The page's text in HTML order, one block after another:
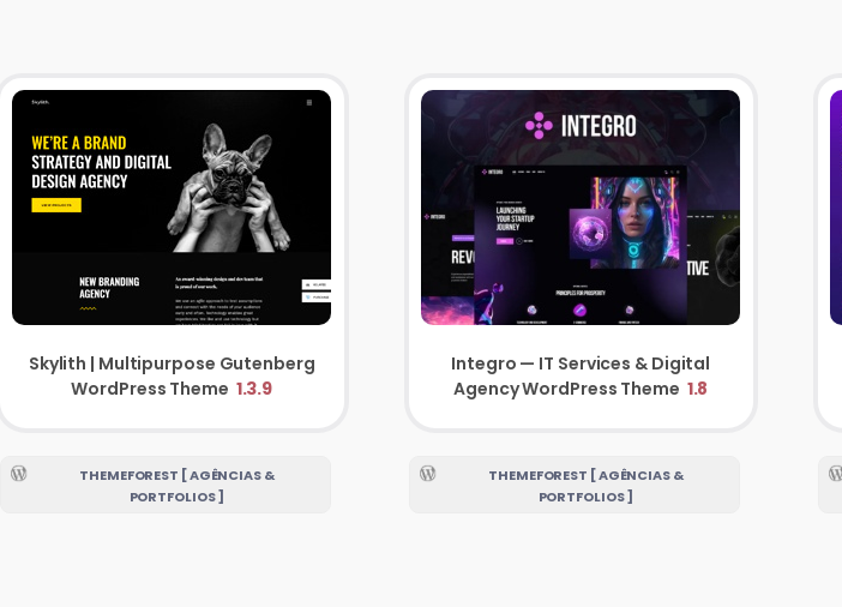
Skylith | Multipurpose Gutenberg
WordPress Theme 1.3.9
THEMEFOREST [ AGÊNCIAS &
PORTFOLIOS ]
Integro — IT Services & Digital
Agency WordPress Theme 1.8
THEMEFOREST [ AGÊNCIAS &
PORTFOLIOS ]